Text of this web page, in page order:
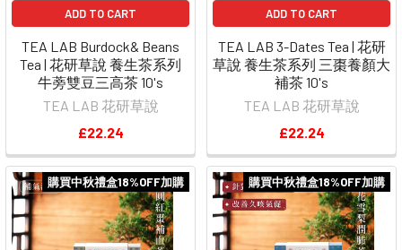
ADD TO CART
TEA LAB Burdock& Beans
Tea | 花研草說 養生茶系列
牛蒡雙豆三高茶 10's
TEA LAB 花研草說
£22.24
ADD TO CART
TEA LAB 3-Dates Tea | 花研
草說 養生茶系列 三棗養顏大
補茶 10's
TEA LAB 花研草說
£22.24
購買中秋禮盒18%OFF加購 購買中秋禮盒18%OFF加購